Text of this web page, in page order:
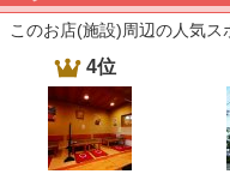
このお店(施設)周辺の人気ス
4位